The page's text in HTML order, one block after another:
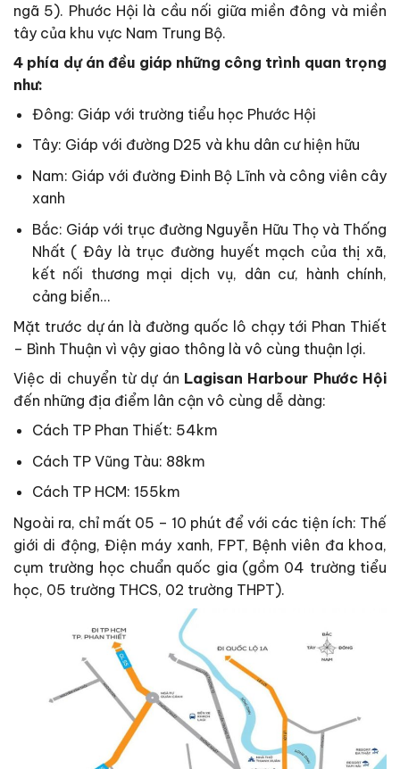
ngã 5). Phước Hội là cầu nối giữa miền đông và miền
tây của khu vực Nam Trung Bộ.
4 phía dự án đều giáp những công trình quan trọng
như:
Đông: Giáp với trường tiểu học Phước Hội
Tây: Giáp với đường D25 và khu dân cư hiện hữu
Nam: Giáp với đường Đinh Bộ Lĩnh và công viên cây
xanh
Bắc: Giáp với trục đường Nguyễn Hữu Thọ và Thống
Nhất ( Đây là trục đường huyết mạch của thị xã,
kết nối thương mại dịch vụ, dân cư, hành chính,
cảng biển…
Mặt trước dự án là đường quốc lô chạy tới Phan Thiết
– Bình Thuận vì vậy giao thông là vô cùng thuận lợi.
Việc di chuyển từ dự án Lagisan Harbour Phước Hội
đến những địa điểm lân cận vô cùng dễ dàng:
Cách TP Phan Thiết: 54km
Cách TP Vũng Tàu: 88km
Cách TP HCM: 155km
Ngoài ra, chỉ mất 05 – 10 phút để với các tiện ích: Thế
giới di động, Điện máy xanh, FPT, Bệnh viên đa khoa,
cụm trường học chuẩn quốc gia (gồm 04 trường tiểu
học, 05 trường THCS, 02 trường THPT).